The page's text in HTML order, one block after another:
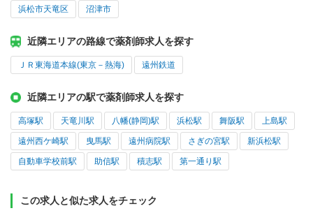
浜松市天竜区 沼津市
近隣エリアの路線で薬剤師求人を探す
ＪＲ東海道本線(東京－熱海) 遠州鉄道
近隣エリアの駅で薬剤師求人を探す
高塚駅 天竜川駅 八幡(静岡)駅 浜松駅 舞阪駅 上島駅
遠州西ケ崎駅 曳馬駅 遠州病院駅 さぎの宮駅 新浜松駅
自動車学校前駅 助信駅 積志駅 第一通り駅
この求人と似た求人をチェック